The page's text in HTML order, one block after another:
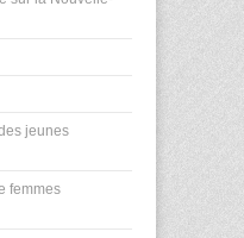
jeunes
femmes